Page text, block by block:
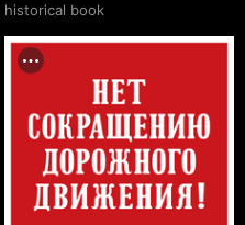
historical book